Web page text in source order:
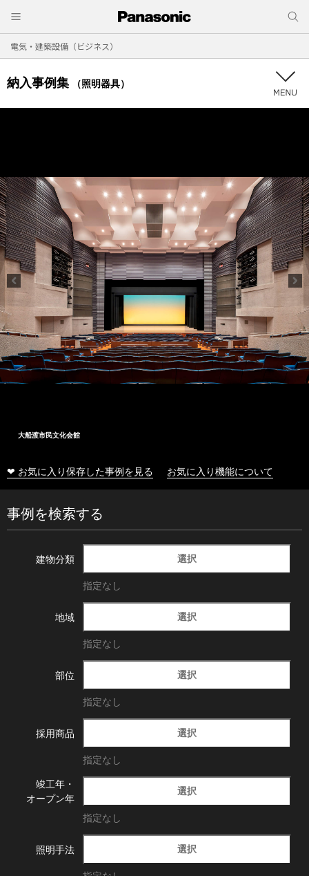
電気・建築設備（ビジネス）
納入事例集 （照明器具）
大船渡市民文化会館
❤ お気に入り保存した事例を見る お気に入り機能について
事例を検索する
建物分類 選択
指定なし
地域 選択
指定なし
部位 選択
指定なし
採用商品 選択
指定なし
竣工年・
オープン年
選択
指定なし
照明手法 選択